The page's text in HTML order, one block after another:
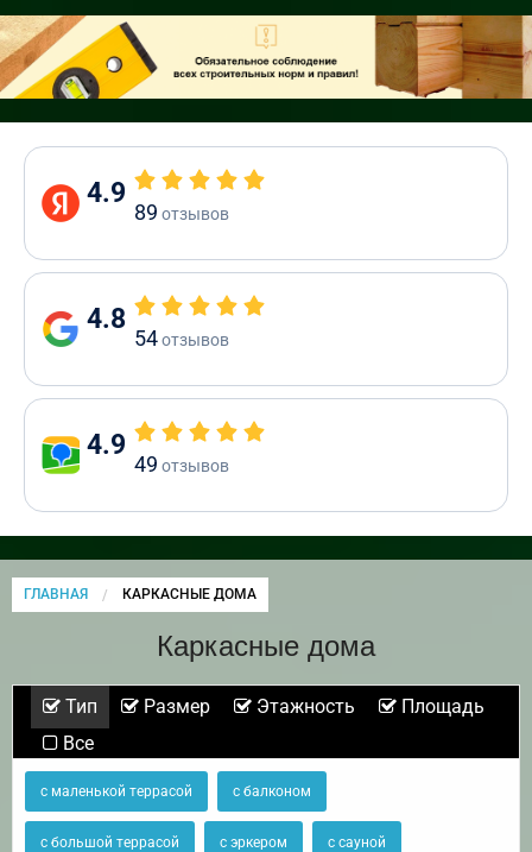
4.9
89 отзывов
4.8
54отзывов
4.9
49 отзывов
ГЛАВНАЯ CURRENT:
КАРКАСНЫЕ ДОМА
Каркасные дома
Тип Размер Этажность
Площадь
Все
с маленькой террасой с балконом
с большой террасой с эркером с сауной